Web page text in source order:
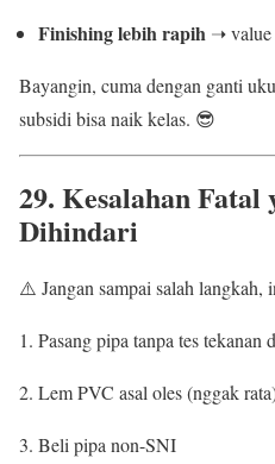
Finishing lebih rapih ➝ value
Bayangin, cuma dengan ganti
subsidi bisa naik kelas. 😎
29. Kesalahan Fatal
Dihindari
⚠️ Jangan sampai salah langkah,
Pasang pipa tanpa tes tekanan
Lem PVC asal oles (nggak
Beli pipa non-SNI